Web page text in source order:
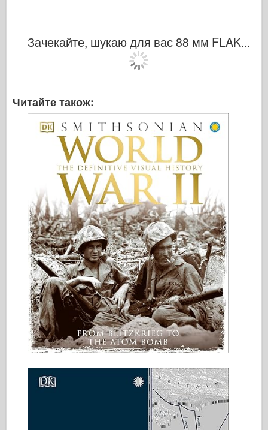
ФріулМодель
ХобіБос
Моделі IBG
Італьєрі
Легенда
Менг модель
Тамія
Трістар
Трубач
Звезда
Альбоми-фотографії
Прогулянка навколо
Книги
Контакт
Зачекайте, шукаю для вас 88 мм FLAK...
Читайте також: